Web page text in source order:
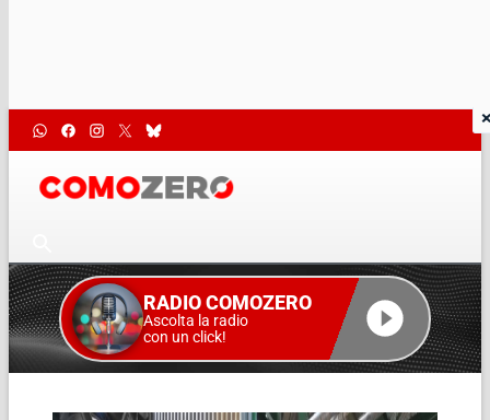
RADIO COMOZERO
Ascolta la radio
con un click!